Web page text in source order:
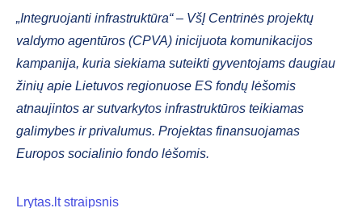
„Integruojanti infrastruktūra“ – VšĮ Centrinės projektų
valdymo agentūros (CPVA) inicijuota komunikacijos
kampanija, kuria siekiama suteikti gyventojams daugiau
žinių apie Lietuvos regionuose ES fondų lėšomis
atnaujintos ar sutvarkytos infrastruktūros teikiamas
galimybes ir privalumus. Projektas finansuojamas
Europos socialinio fondo lėšomis.
Lrytas.lt straipsnis